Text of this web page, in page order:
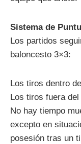
Sistema de
Los partidos
baloncesto 3×3:
Los tiros dentro
Los tiros fuera
No hay tiempo
excepto en
posesión tras un